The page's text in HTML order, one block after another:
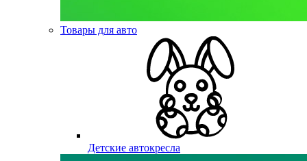
Товары для авто
Детские автокресла